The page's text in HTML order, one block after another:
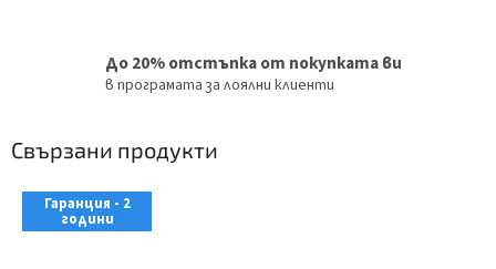
До 20% отстъпка от покупката ви
в програмата за лоялни клиенти
Свързани продукти
Гаранция - 2
години